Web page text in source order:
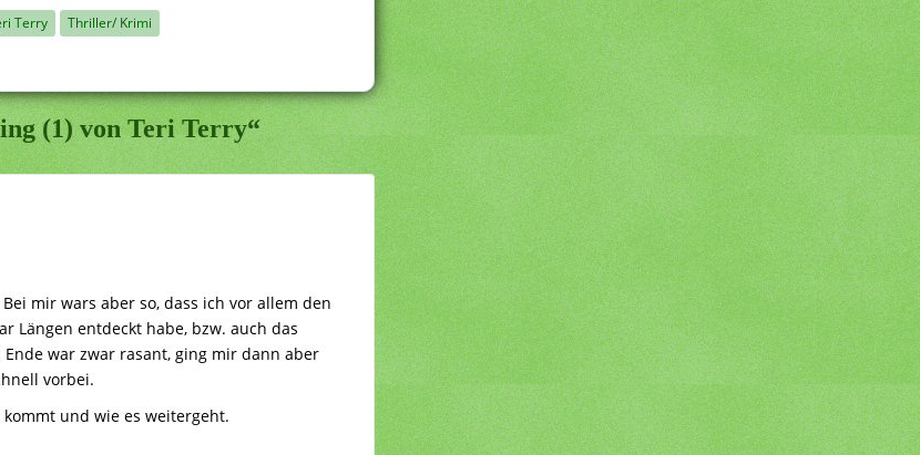
Terry Thriller/ Krimi
(1) von Teri Terry“
mir wars aber so, dass ich vor allem den
Längen entdeckt habe, bzw. auch das
war zwar rasant, ging mir dann aber
vorbei.
und wie es weitergeht.